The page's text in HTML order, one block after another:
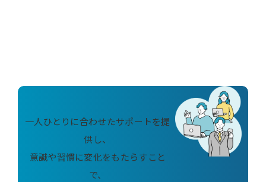
一人ひとりに合わせたサポートを提
供し、
意識や習慣に変化をもたらすこと
で、